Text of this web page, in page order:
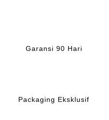
Garansi 90 Hari
Packaging Eksklusif